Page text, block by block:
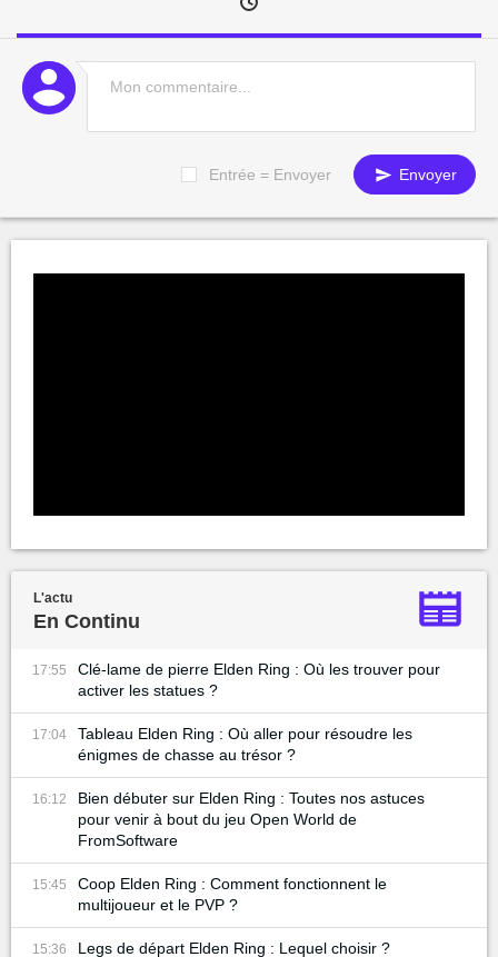
Entrée = Envoyer Envoyer
L'actu
En Continu
17:55
Clé-lame de pierre Elden Ring : Où les trouver pour
activer les statues ?
17:04
Tableau Elden Ring : Où aller pour résoudre les
énigmes de chasse au trésor ?
16:12
Bien débuter sur Elden Ring : Toutes nos astuces
pour venir à bout du jeu Open World de
FromSoftware
15:45
Coop Elden Ring : Comment fonctionnent le
multijoueur et le PVP ?
15:36 Legs de départ Elden Ring : Lequel choisir ?